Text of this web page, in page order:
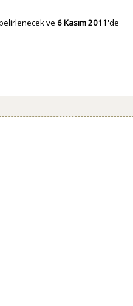
ve 6 Kasım2011'de